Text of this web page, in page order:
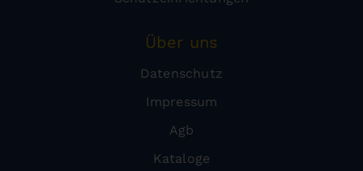
Über uns
Datenschutz
Impressum
Agb
Kataloge